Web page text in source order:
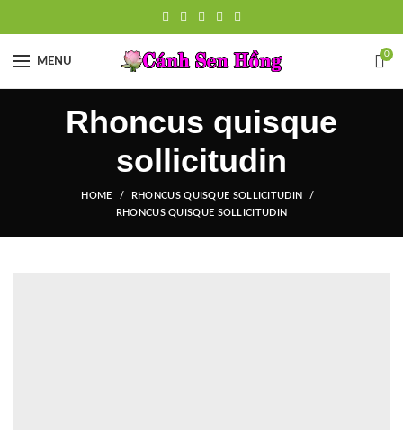
MENU
0
Rhoncus quisque
sollicitudin
HOME
RHONCUS QUISQUE SOLLICITUDIN
RHONCUS QUISQUE SOLLICITUDIN